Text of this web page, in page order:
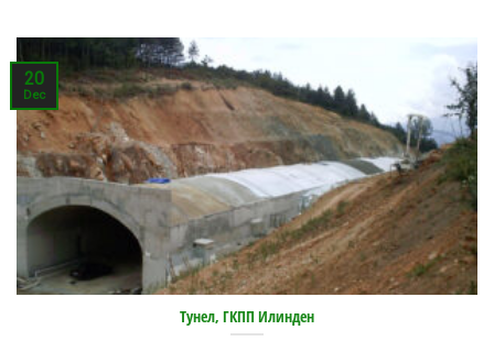
Тунел, ГКПП Илинден
20
Dec